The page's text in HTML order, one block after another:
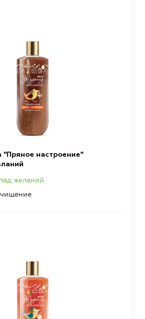
"Пряное настроение"
желаний